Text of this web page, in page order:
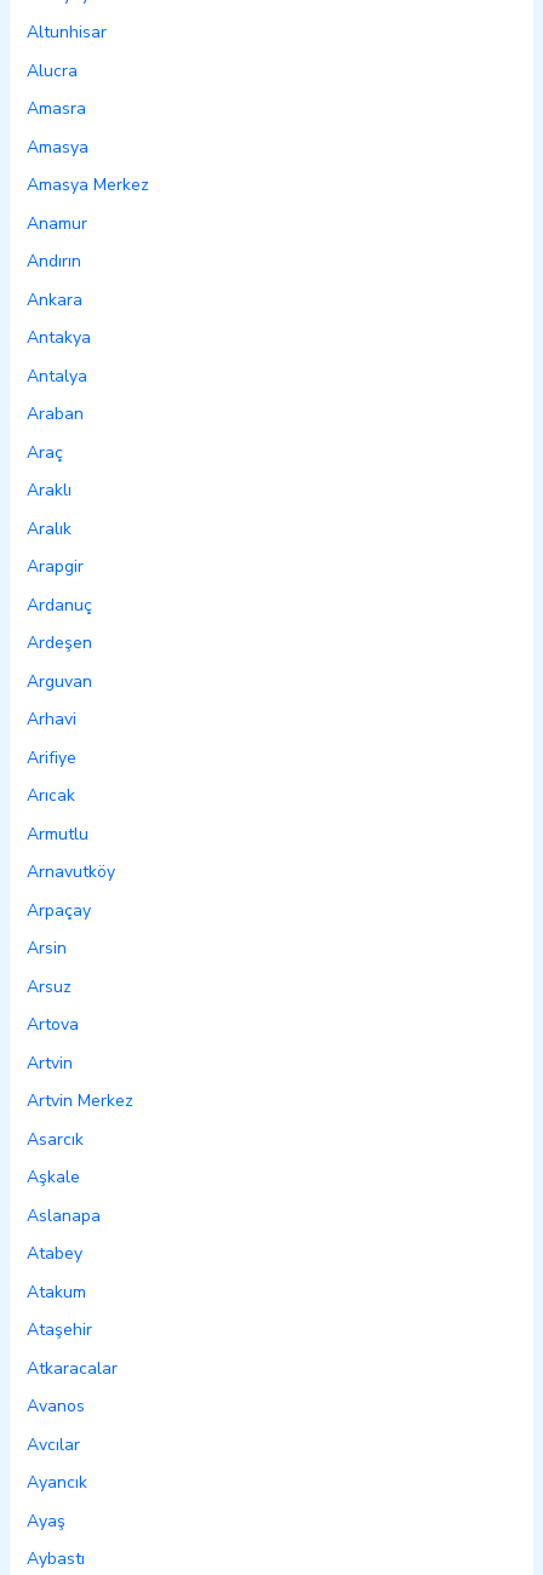
Altunhisar
Alucra
Amasra
Amasya
Amasya Merkez
Anamur
Andırın
Ankara
Antakya
Antalya
Araban
Araç
Araklı
Aralık
Arapgir
Ardanuç
Ardeşen
Arguvan
Arhavi
Arifiye
Arıcak
Armutlu
Arnavutköy
Arpaçay
Arsin
Arsuz
Artova
Artvin
Artvin Merkez
Asarcık
Aşkale
Aslanapa
Atabey
Atakum
Ataşehir
Atkaracalar
Avanos
Avcılar
Ayancık
Ayaş
Aybastı